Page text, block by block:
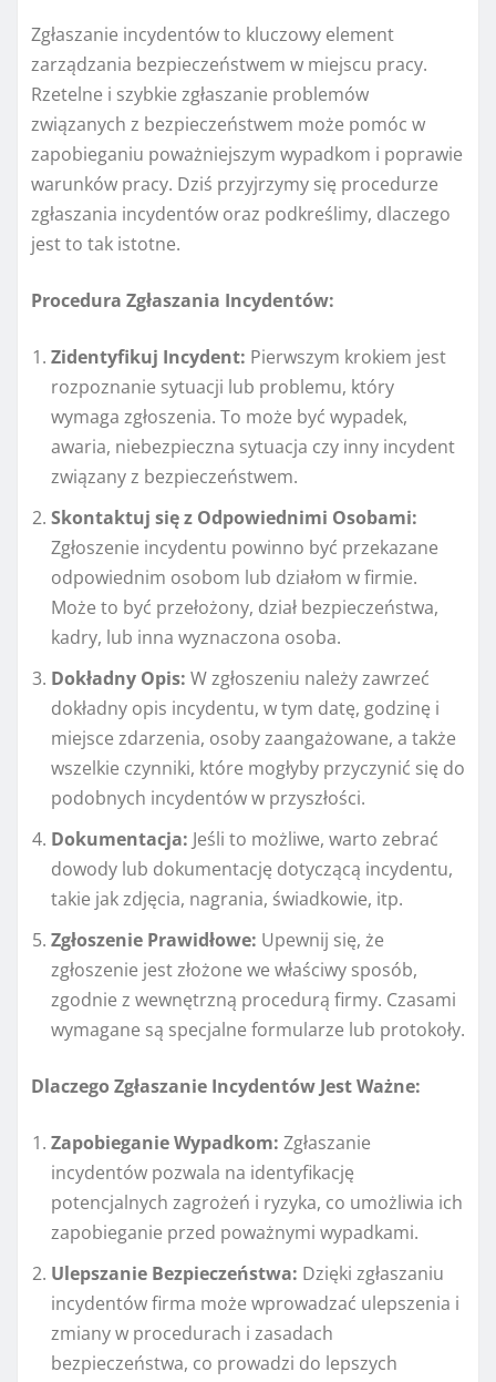
Zgłaszanie incydentów to kluczowy element
zarządzania bezpieczeństwem w miejscu pracy.
Rzetelne i szybkie zgłaszanie problemów
związanych z bezpieczeństwem może pomóc w
zapobieganiu poważniejszym wypadkom i poprawie
warunków pracy. Dziś przyjrzymy się procedurze
zgłaszania incydentów oraz podkreślimy, dlaczego
jest to tak istotne.
Procedura Zgłaszania Incydentów:
Zidentyfikuj Incydent: Pierwszym krokiem jest
rozpoznanie sytuacji lub problemu, który
wymaga zgłoszenia. To może być wypadek,
awaria, niebezpieczna sytuacja czy inny incydent
związany z bezpieczeństwem.
Skontaktuj się z Odpowiednimi Osobami:
Zgłoszenie incydentu powinno być przekazane
odpowiednim osobom lub działom w firmie.
Może to być przełożony, dział bezpieczeństwa,
kadry, lub inna wyznaczona osoba.
Dokładny Opis: W zgłoszeniu należy zawrzeć
dokładny opis incydentu, w tym datę, godzinę i
miejsce zdarzenia, osoby zaangażowane, a także
wszelkie czynniki, które mogłyby przyczynić się do
podobnych incydentów w przyszłości.
Dokumentacja: Jeśli to możliwe, warto zebrać
dowody lub dokumentację dotyczącą incydentu,
takie jak zdjęcia, nagrania, świadkowie, itp.
Zgłoszenie Prawidłowe: Upewnij się, że
zgłoszenie jest złożone we właściwy sposób,
zgodnie z wewnętrzną procedurą firmy. Czasami
wymagane są specjalne formularze lub protokoły.
Dlaczego Zgłaszanie Incydentów Jest Ważne:
Zapobieganie Wypadkom: Zgłaszanie
incydentów pozwala na identyfikację
potencjalnych zagrożeń i ryzyka, co umożliwia ich
zapobieganie przed poważnymi wypadkami.
Ulepszanie Bezpieczeństwa: Dzięki zgłaszaniu
incydentów firma może wprowadzać ulepszenia i
zmiany w procedurach i zasadach
bezpieczeństwa, co prowadzi do lepszych